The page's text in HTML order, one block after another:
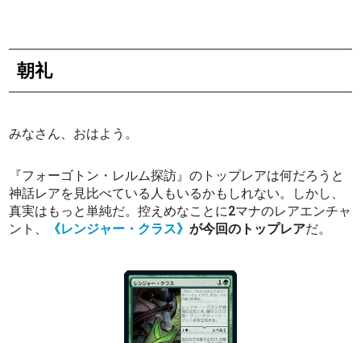
朝礼
みなさん、おはよう。
『フォーゴトン・レルム探訪』のトップレアは何だろうと
神話レアを見比べている人もいるかもしれない。しかし、
真実はもっと単純だ。控えめなことに2マナのレアエンチャ
ント、
《レンジャー・クラス》が今回のトップレアだ。